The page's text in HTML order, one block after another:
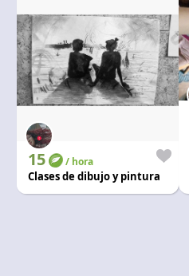
15 / hora
Clases de dibujo y pintura